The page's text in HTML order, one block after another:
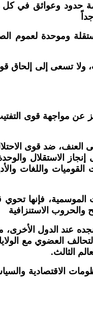
حدود وعوائق في
وموحدة لعموم
ولا تسعى إلى إلحاق
عن مواجهة قوى
العنف، ضد قوى
الاستقلال
القوميات واللغات
فإنها تحوي
الاستنزافية
عند الدول الأخرى،
العضوي مع
الثالث.
الاقتصادية